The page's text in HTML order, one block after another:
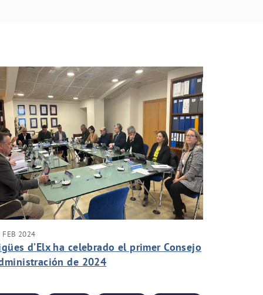
FEB 2024
d’Elx ha celebrado el primer Consejo
de 2024